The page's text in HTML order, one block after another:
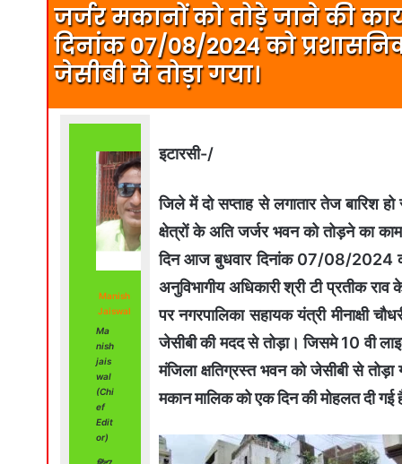
जर्जर मकानों को तोड़े जाने की
दिनांक 07/08/2024 को
जेसीबी से तोड़ा गया।
Manish
Jaiswal
Ma
nish
jais
wal
(Chi
ef
Edit
or)
इटारसी-/
जिले में दो सप्ताह से लगातार तेज बारिश
क्षेत्रों के अति जर्जर भवन को तोड़ने का
दिन आज बुधवार दिनांक 07/08/2024
अनुविभागीय अधिकारी श्री टी प्रतीक राव
पर नगरपालिका सहायक यंत्री मीनाक्षी
जेसीबी की मदद से तोड़ा। जिसमे 10 वी
मंजिला क्षतिग्रस्त भवन को जेसीबी से
मकान मालिक को एक दिन की मोहलत दी गई